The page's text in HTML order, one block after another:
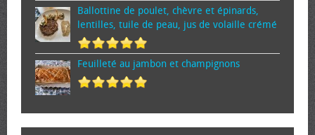
Ballottine de poulet, chèvre et épinards,
lentilles, tuile de peau, jus de volaille crémé
Feuilleté au jambon et champignons